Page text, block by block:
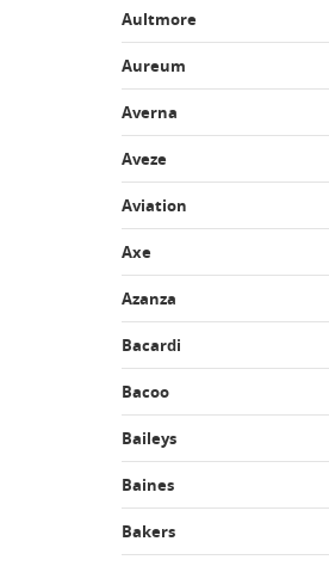
Aultmore
Aureum
Averna
Aveze
Aviation
Axe
Azanza
Bacardi
Bacoo
Baileys
Baines
Bakers